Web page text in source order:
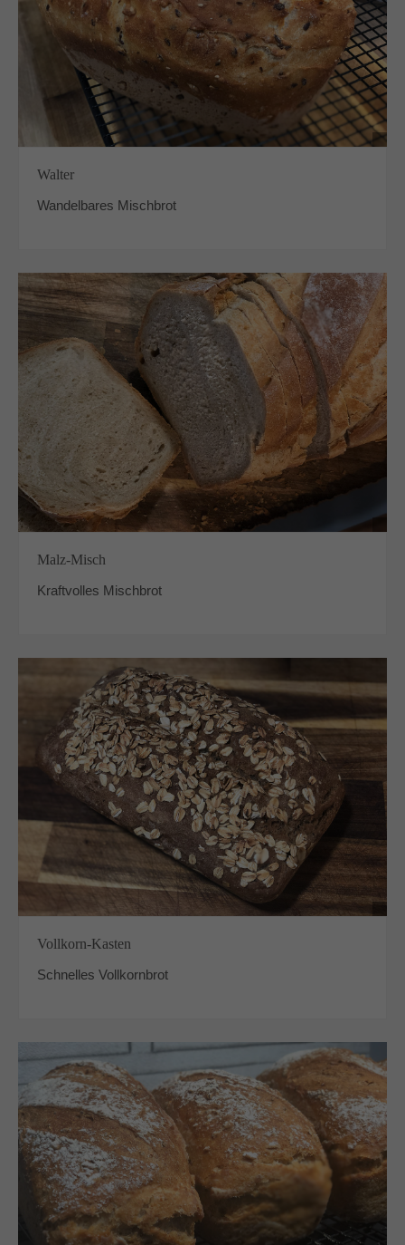
Walter
Wandelbares Mischbrot
Malz-Misch
Kraftvolles Mischbrot
Vollkorn-Kasten
Schnelles Vollkornbrot